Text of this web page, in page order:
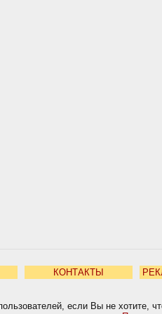
КОНТАКТЫ
если Вы не хотите,